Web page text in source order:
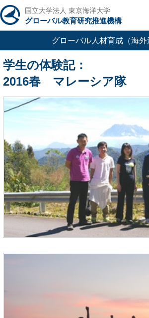
国立大学法人 東京海洋大学
グローバル教育研究推進機構
グローバル人材育成（海外
学生の体験記：
2016春 マレーシア隊